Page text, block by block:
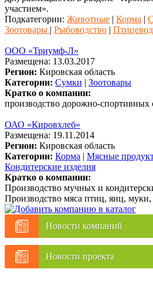
участием».
Подкатегории: Животные | Корма |
Зоотовары | Рыбоводство |
ООО «Триумф-Л»
Размещена: 13.03.2017
Регион: Кировская область
Категории: Сумки | Зоотовары
Кратко о компании:
производство дорожно-спортивных
ОАО «Кировхлеб»
Размещена: 19.11.2014
Регион: Кировская область
Категории: Корма | Мясные
Кондитерские изделия
Кратко о компании:
Производство мучных и
Производство мяса птиц, яиц,
Новости компаний
Новости проекта